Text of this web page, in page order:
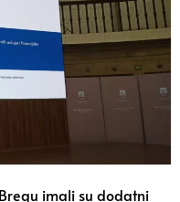
imali su dodatni